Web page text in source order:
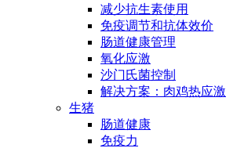
减少抗生素使用
免疫调节和抗体效价
肠道健康管理
氧化应激
沙门氏菌控制
解决方案：肉鸡热应激
生猪
肠道健康
免疫力